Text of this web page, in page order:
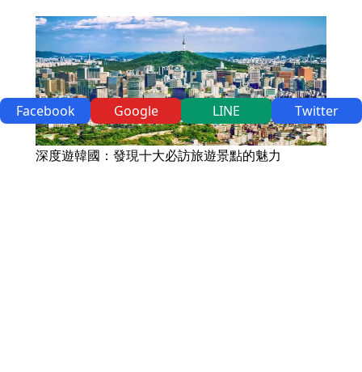
深度遊韓國：發現十大必訪旅遊景點的魅力
Facebook Google LINE Twitter